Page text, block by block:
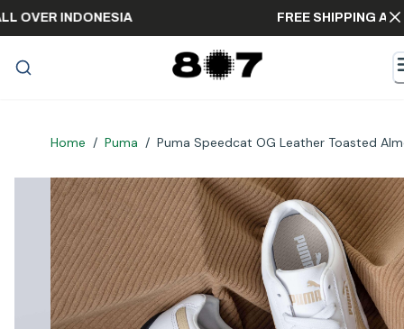
ALL OVER INDONESIA FREE
Home / Puma / Puma Speedcat OG Leather Toasted